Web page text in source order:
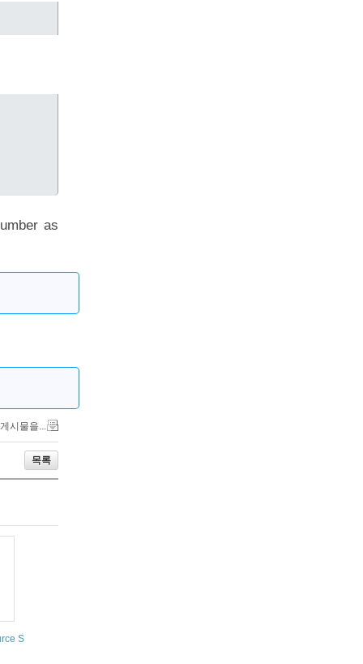
as
시물을...
목록
SMS gateway http://jasminsms.com